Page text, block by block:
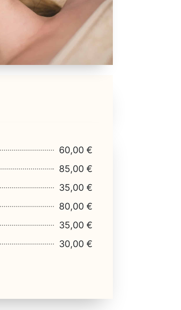
60,00 €
85,00 €
35,00 €
80,00 €
35,00 €
30,00 €